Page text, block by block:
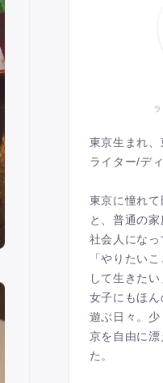
東京生まれ、
ライター/デ
東京に憧れ
と、普通の家
社会人になっ
「やりたい
して生きた
女子にもほ
遊ぶ日々。少
京を自由に漂
た。